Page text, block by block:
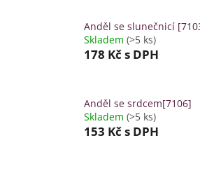
Anděl se slunečnicí
Skladem (>5 ks)
178 Kčs DPH
Anděl se srdcem[7106]
Skladem (>5 ks)
153 Kčs DPH